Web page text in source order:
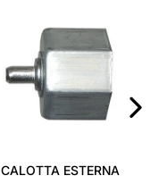
CALOTTA ESTERNA